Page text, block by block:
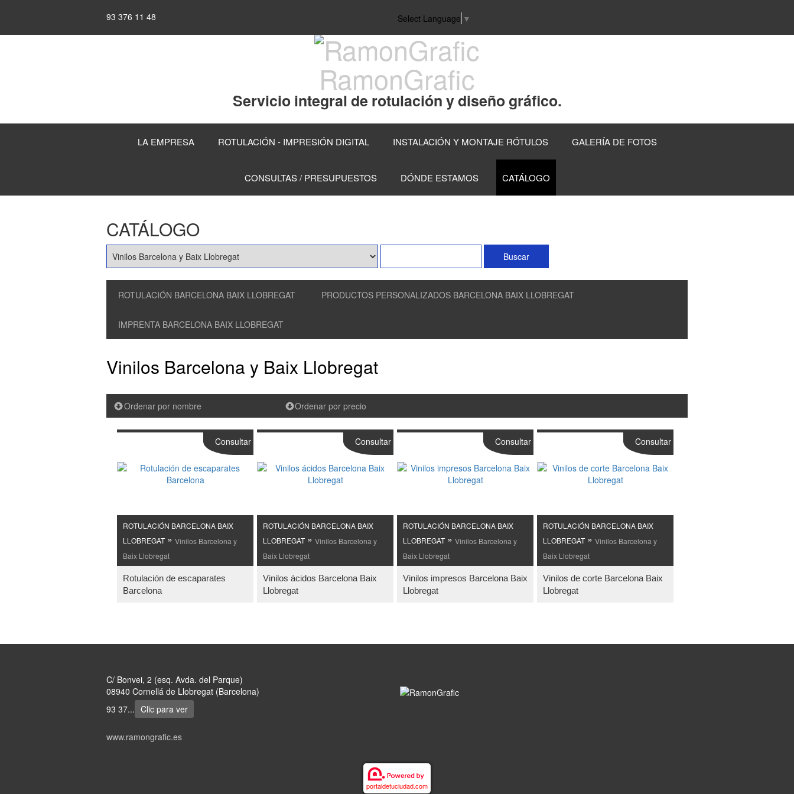
93 376 11 48 Select Language ▼
RamonGrafic
Servicio integral de rotulación y diseño gráfico.
LA EMPRESA ROTULACIÓN - IMPRESIÓN DIGITAL INSTALACIÓN Y MONTAJE RÓTULOS GALERÍA DE FOTOS
CONSULTAS / PRESUPUESTOS DÓNDE ESTAMOS CATÁLOGO
CATÁLOGO
ROTULACIÓN BARCELONA BAIX LLOBREGAT PRODUCTOS PERSONALIZADOS BARCELONA BAIX LLOBREGAT
IMPRENTA BARCELONA BAIX LLOBREGAT
Vinilos Barcelona y Baix Llobregat
Ordenar por nombre Ordenar por precio
ROTULACIÓN BARCELONA BAIX
LLOBREGAT » Vinilos Barcelona y
Baix Llobregat
Rotulación de escaparates
Barcelona
Consultar
ROTULACIÓN BARCELONA BAIX
LLOBREGAT » Vinilos Barcelona y
Baix Llobregat
Vinilos ácidos Barcelona Baix
Llobregat
Consultar
ROTULACIÓN BARCELONA BAIX
LLOBREGAT » Vinilos Barcelona y
Baix Llobregat
Vinilos impresos Barcelona Baix
Llobregat
Consultar
ROTULACIÓN BARCELONA BAIX
LLOBREGAT » Vinilos Barcelona y
Baix Llobregat
Vinilos de corte Barcelona Baix
Llobregat
Consultar
C/ Bonvei, 2 (esq. Avda. del Parque)
08940 Cornellá de Llobregat (Barcelona)
93 37... Clic para ver
www.ramongrafic.es
portaldetuciudad.com